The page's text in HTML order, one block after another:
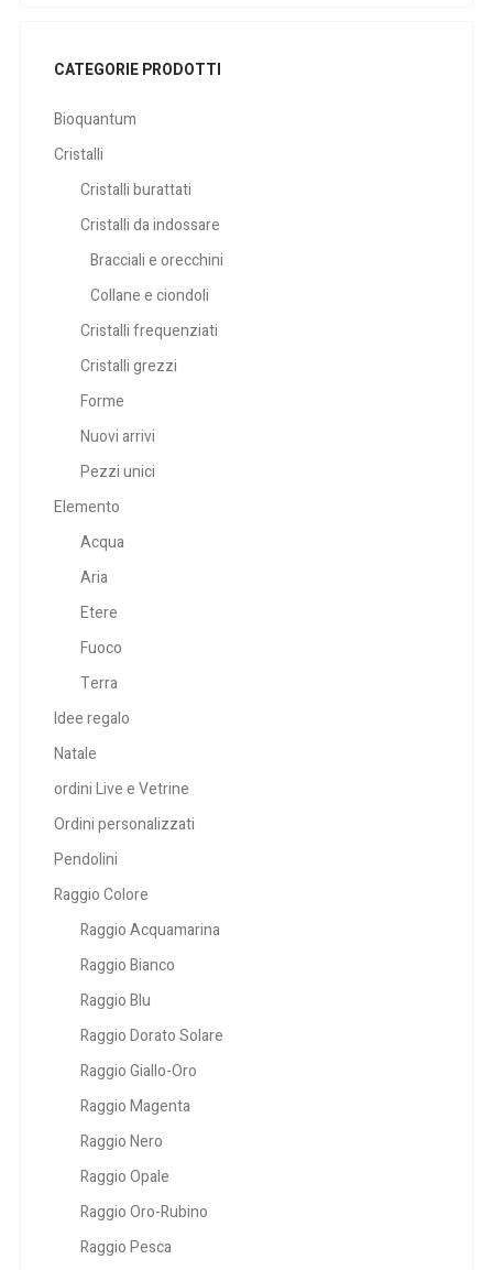
CATEGORIE PRODOTTI
Bioquantum
Cristalli
Cristalli burattati
Cristalli da indossare
Bracciali e orecchini
Collane e ciondoli
Cristalli frequenziati
Cristalli grezzi
Forme
Nuovi arrivi
Pezzi unici
Elemento
Acqua
Aria
Etere
Fuoco
Terra
Idee regalo
Natale
ordini Live e Vetrine
Ordini personalizzati
Pendolini
Raggio Colore
Raggio Acquamarina
Raggio Bianco
Raggio Blu
Raggio Dorato Solare
Raggio Giallo-Oro
Raggio Magenta
Raggio Nero
Raggio Opale
Raggio Oro-Rubino
Raggio Pesca